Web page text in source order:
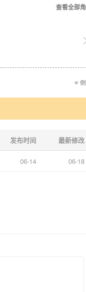
查看全部
发布时间 最新修改
06-14 06-18